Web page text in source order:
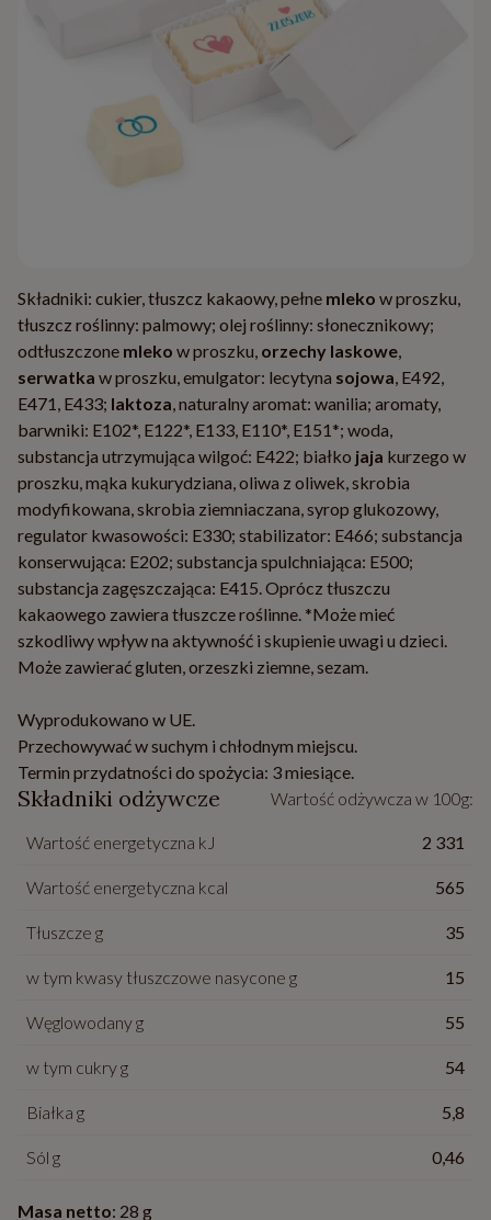
Składniki: cukier, tłuszcz kakaowy, pełne mleko w proszku,
tłuszcz roślinny: palmowy; olej roślinny: słonecznikowy;
odtłuszczone mleko w proszku, orzechy laskowe,
serwatka w proszku, emulgator: lecytyna sojowa, E492,
E471, E433; laktoza, naturalny aromat: wanilia; aromaty,
barwniki: E102*, E122*, E133, E110*, E151*; woda,
substancja utrzymująca wilgoć: E422; białko jaja kurzego w
proszku, mąka kukurydziana, oliwa z oliwek, skrobia
modyfikowana, skrobia ziemniaczana, syrop glukozowy,
regulator kwasowości: E330; stabilizator: E466; substancja
konserwująca: E202; substancja spulchniająca: E500;
substancja zagęszczająca: E415. Oprócz tłuszczu
kakaowego zawiera tłuszcze roślinne. *Może mieć
szkodliwy wpływ na aktywność i skupienie uwagi u dzieci.
Może zawierać gluten, orzeszki ziemne, sezam.
Wyprodukowano w UE.
Przechowywać w suchym i chłodnym miejscu.
Termin przydatności do spożycia: 3 miesiące.
Składniki odżywcze Wartość odżywcza w 100g:
Wartość energetyczna kJ 2 331
Wartość energetyczna kcal 565
Tłuszcze g 35
w tym kwasy tłuszczowe nasycone g 15
Węglowodany g 55
w tym cukry g 54
Białka g 5,8
Sól g 0,46
Masa netto: 28 g